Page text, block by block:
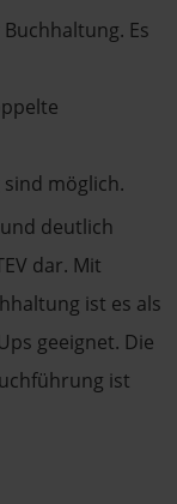
Es
möglich.
deutlich
dar. Mit
ist es als
geeignet. Die
ist